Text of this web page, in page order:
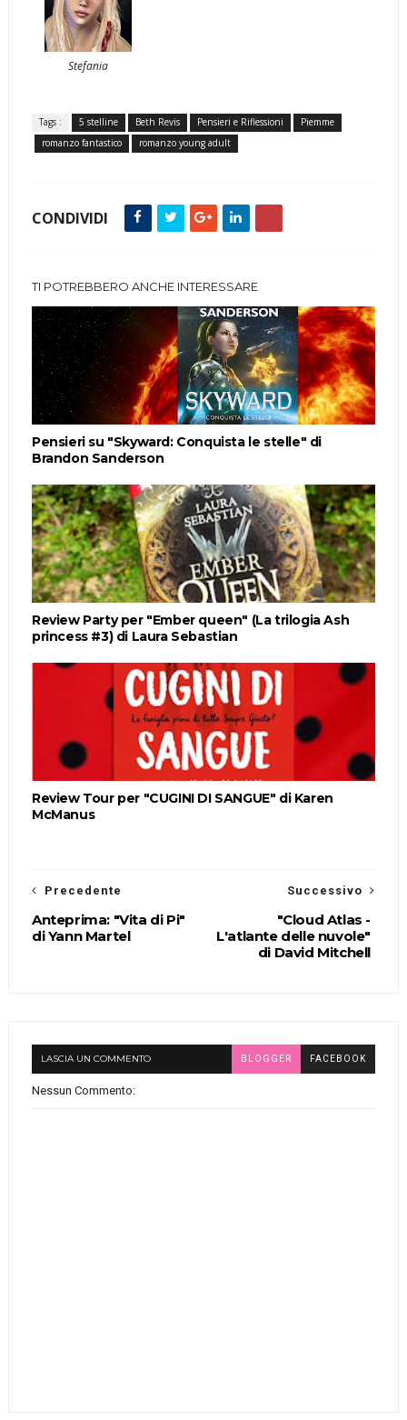
Stefania
Tags : 5 stelline Beth Revis Pensieri e Riflessioni
Piemme
romanzo fantastico
romanzo young adult
CONDIVIDI
TI POTREBBERO ANCHE INTERESSARE
Pensieri su "Skyward: Conquista le stelle" di
Brandon Sanderson
Review Party per "Ember queen" (La trilogia Ash
princess #3) di Laura Sebastian
Review Tour per "CUGINI DI SANGUE" di Karen
McManus
Successivo
"Cloud Atlas -
L'atlante delle nuvole"
di David Mitchell
Precedente
Anteprima: "Vita di Pi"
di Yann Martel
LASCIA UN COMMENTO BLOGGER FACEBOOK
Nessun Commento: